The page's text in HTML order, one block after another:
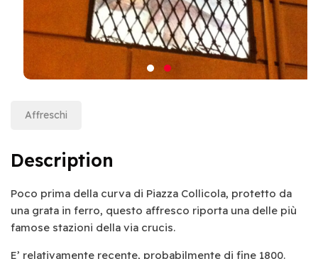
Affreschi
Description
Poco prima della curva di Piazza Collicola, protetto da
una grata in ferro, questo affresco riporta una delle più
famose stazioni della via crucis.
E’ relativamente recente, probabilmente di fine 1800.